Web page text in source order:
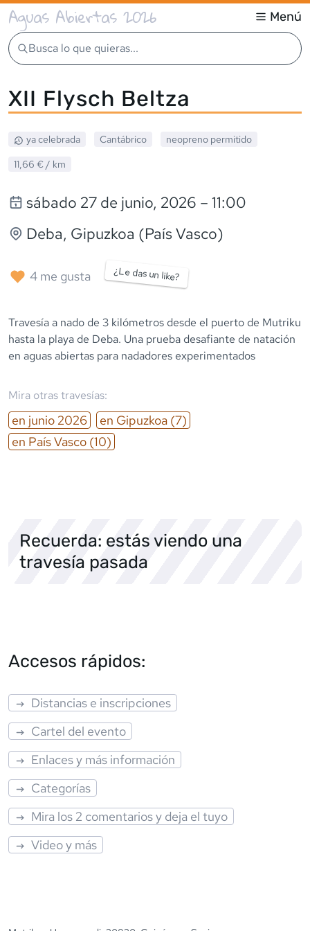
Aguas Abiertas 2026 Menú
Busca lo que quieras...
XII Flysch Beltza
ya celebrada Cantábrico neopreno permitido
11,66 € / km
sábado 27 de junio, 2026 – 11:00
Deba, Gipuzkoa (País Vasco)
4 me gusta ¿Le das un like?
Travesía a nado de 3 kilómetros desde el puerto de Mutriku
hasta la playa de Deba. Una prueba desafiante de natación
en aguas abiertas para nadadores experimentados
Mira otras travesías:
en junio 2026 en Gipuzkoa (7)
en País Vasco (10)
Recuerda: estás viendo una
travesía pasada
Accesos rápidos:
Distancias e inscripciones
Cartel del evento
Enlaces y más información
Categorías
Mira los 2 comentarios y deja el tuyo
Video y más